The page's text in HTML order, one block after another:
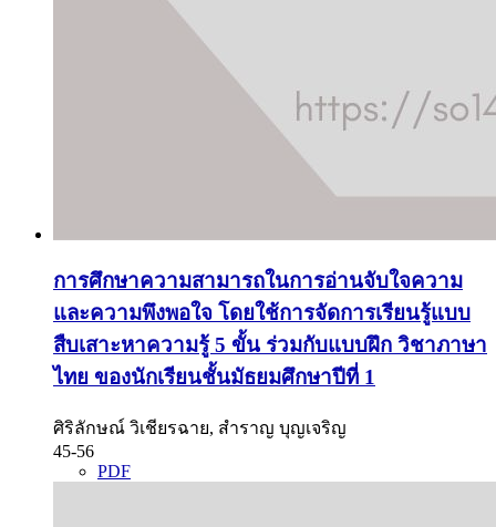
การศึกษาความสามารถในการอ่านจับใจความ
และความพึงพอใจ โดยใช้การจัดการเรียนรู้แบบ
สืบเสาะหาความรู้ 5 ขั้น ร่วมกับแบบฝึก วิชาภาษา
ไทย ของนักเรียนชั้นมัธยมศึกษาปีที่ 1
ศิริลักษณ์ วิเชียรฉาย, สำราญ บุญเจริญ
45-56
PDF